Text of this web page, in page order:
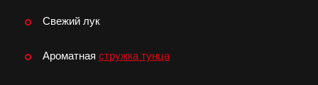
Свежий лук
Ароматная стружка тунца